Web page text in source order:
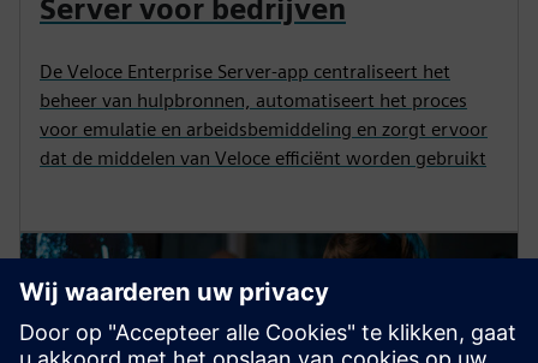
Server voor bedrijven
De Veloce Enterprise Server-app centraliseert het
beheer van hulpbronnen, automatiseert het proces
voor emulatie en arbeidsbemiddeling en zorgt ervoor
dat de middelen van Veloce efficiënt worden gebruikt